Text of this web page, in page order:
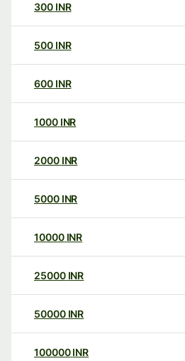
300 INR
500 INR
600 INR
1000 INR
2000 INR
5000 INR
10000 INR
25000 INR
50000 INR
100000 INR